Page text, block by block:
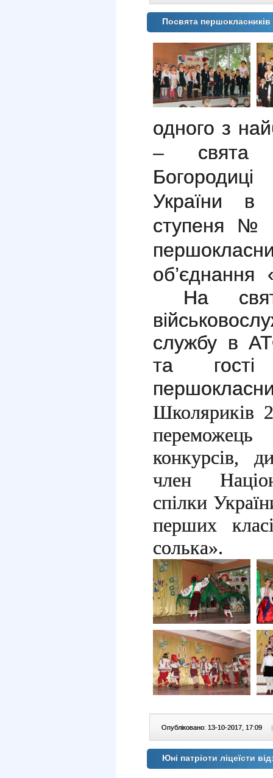
Посвята першокласників
одного з
– свята
України в
ступеня №
об’єднання
На
службу в
та гості
Школяриків
переможець
конкурсів,
член
спілки
перших
солька».
Опубліковано: 13-10-2017, 17:09 |
Юні патріоти ліцеїсти